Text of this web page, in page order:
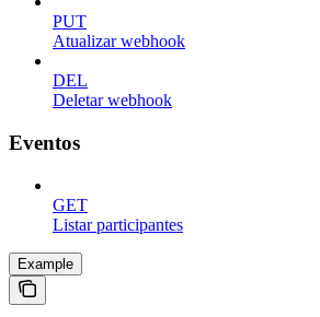
PUT
Atualizar webhook
DEL
Deletar webhook
Eventos
GET
Listar participantes
Example